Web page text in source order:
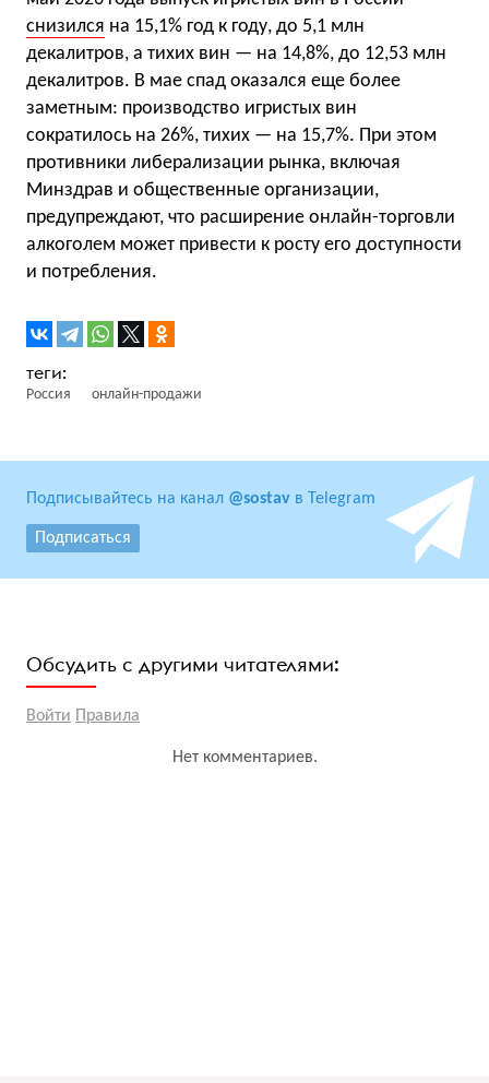
снизился на 15,1% год к году, до 5,1 млн
декалитров, а тихих вин — на 14,8%, до 12,53 млн
декалитров. В мае спад оказался еще более
заметным: производство игристых вин
сократилось на 26%, тихих — на 15,7%. При этом
противники либерализации рынка, включая
Минздрав и общественные организации,
предупреждают, что расширение онлайн-торговли
алкоголем может привести к росту его доступности
и потребления.
Россия онлайн-продажи
Подписывайтесь на канал @sostav в Telegram
Подписаться
Обсудить с другими читателями:
Войти Правила
Нет комментариев.